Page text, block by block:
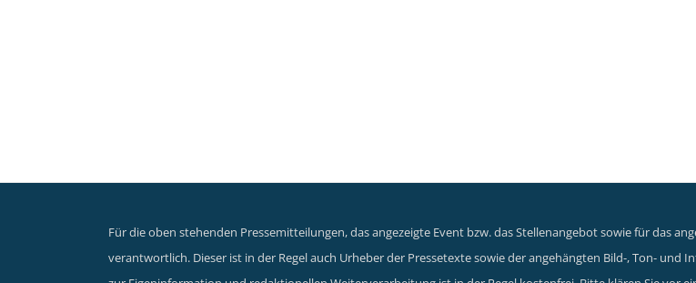
Für die oben stehenden Pressemitteilungen, das angezeigte Event bzw. das Stellenangebot sowie für das
verantwortlich. Dieser ist in der Regel auch Urheber der Pressetexte sowie der angehängten Bild-, Ton-